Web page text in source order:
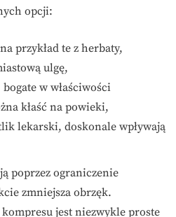
opcji:
przykład te z herbaty,
ulgę,
w właściwości
kłaść na powieki,
lekarski, doskonale wpływają
poprzez ograniczenie
zmniejsza obrzęk.
jest niezwykle proste